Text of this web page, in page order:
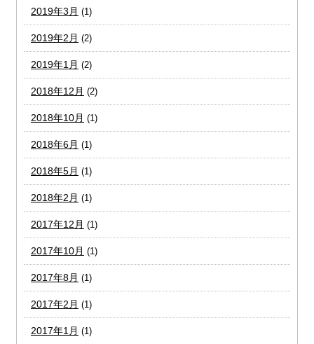
2019年3月 (1)
2019年2月 (2)
2019年1月 (2)
2018年12月 (2)
2018年10月 (1)
2018年6月 (1)
2018年5月 (1)
2018年2月 (1)
2017年12月 (1)
2017年10月 (1)
2017年8月 (1)
2017年2月 (1)
2017年1月 (1)